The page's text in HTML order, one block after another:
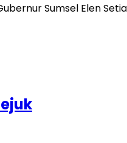
Sumsel Elen